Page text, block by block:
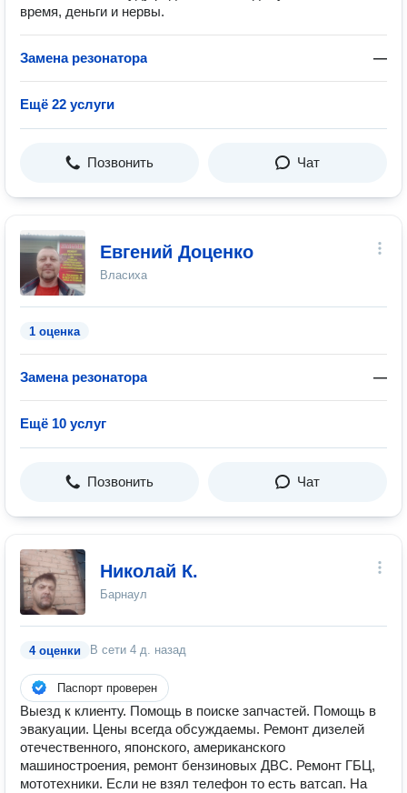
время, деньги и нервы.
Замена резонатора —
Ещё 22 услуги
Позвонить Чат
Евгений Доценко
Власиха
1 оценка
Замена резонатора —
Ещё 10 услуг
Позвонить Чат
Николай К.
Барнаул
4 оценки В сети 4 д. назад
Паспорт проверен
Выезд к клиенту. Помощь в поиске запчастей. Помощь в
эвакуации. Цены всегда обсуждаемы. Ремонт дизелей
отечественного, японского, американского
машиностроения, ремонт бензиновых ДВС. Ремонт ГБЦ,
мототехники. Если не взял телефон то есть ватсап. На